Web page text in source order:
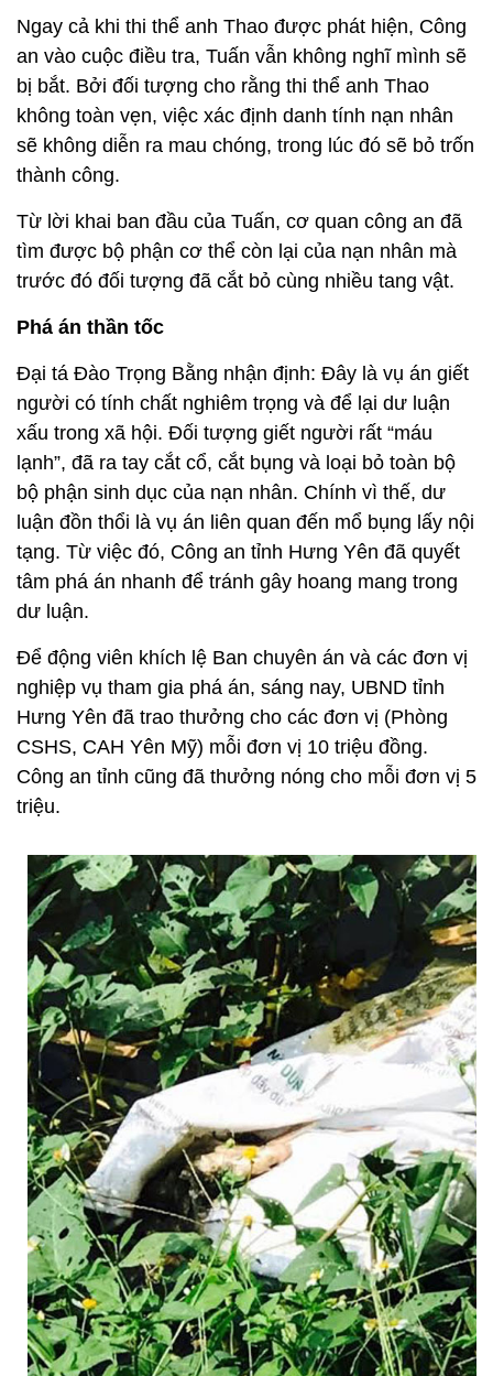
Ngay cả khi thi thể anh Thao được phát hiện, Công
an vào cuộc điều tra, Tuấn vẫn không nghĩ mình sẽ
bị bắt. Bởi đối tượng cho rằng thi thể anh Thao
không toàn vẹn, việc xác định danh tính nạn nhân
sẽ không diễn ra mau chóng, trong lúc đó sẽ bỏ trốn
thành công.
Từ lời khai ban đầu của Tuấn, cơ quan công an đã
tìm được bộ phận cơ thể còn lại của nạn nhân mà
trước đó đối tượng đã cắt bỏ cùng nhiều tang vật.
Phá án thần tốc
Đại tá Đào Trọng Bằng nhận định: Đây là vụ án giết
người có tính chất nghiêm trọng và để lại dư luận
xấu trong xã hội. Đối tượng giết người rất “máu
lạnh”, đã ra tay cắt cổ, cắt bụng và loại bỏ toàn bộ
bộ phận sinh dục của nạn nhân. Chính vì thế, dư
luận đồn thổi là vụ án liên quan đến mổ bụng lấy nội
tạng. Từ việc đó, Công an tỉnh Hưng Yên đã quyết
tâm phá án nhanh để tránh gây hoang mang trong
dư luận.
Để động viên khích lệ Ban chuyên án và các đơn vị
nghiệp vụ tham gia phá án, sáng nay, UBND tỉnh
Hưng Yên đã trao thưởng cho các đơn vị (Phòng
CSHS, CAH Yên Mỹ) mỗi đơn vị 10 triệu đồng.
Công an tỉnh cũng đã thưởng nóng cho mỗi đơn vị 5
triệu.